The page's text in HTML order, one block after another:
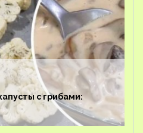
с грибами: